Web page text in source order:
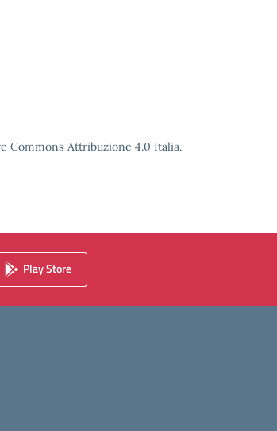
Commons Attribuzione 4.0 Italia.
Play Store